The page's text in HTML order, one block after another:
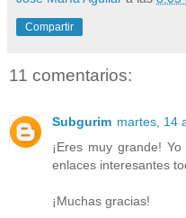
Compartir
11 comentarios:
Subgurim martes, 14
¡Eres muy grande!
enlaces interesantes
¡Muchas gracias!